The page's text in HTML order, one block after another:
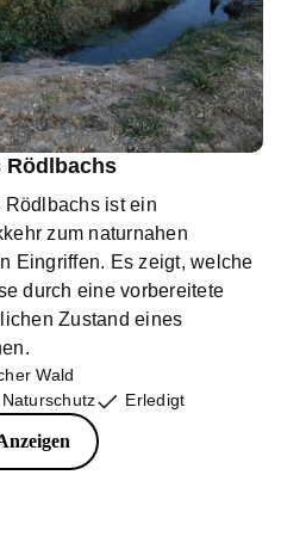
Rödlbachs
Rödlbachs ist ein
zum naturnahen
Eingriffen. Es zeigt, welche
durch eine vorbereitete
Zustand eines
Wald
Naturschutz Erledigt